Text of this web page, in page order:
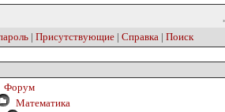
| Присутствующие | Справка | Поиск
Форум
Математика